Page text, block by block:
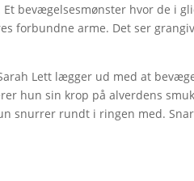
bevægelsesmønster hvor de i
forbundne arme. Det ser
Lett lægger ud med at
hun sin krop på alverdens
snurrer rundt i ringen med.